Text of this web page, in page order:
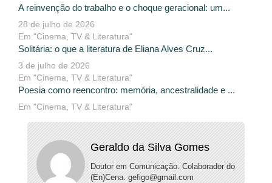
A reinvenção do trabalho e o choque geracional: um...
28 de julho de 2026
Em "Cinema, TV & Literatura"
Solitária: o que a literatura de Eliana Alves Cruz...
3 de julho de 2026
Em "Cinema, TV & Literatura"
Poesia como reencontro: memória, ancestralidade e ...
Em "Cinema, TV & Literatura"
Geraldo da Silva Gomes
Doutor em Comunicação. Colaborador do
(En)Cena. gefigo@gmail.com